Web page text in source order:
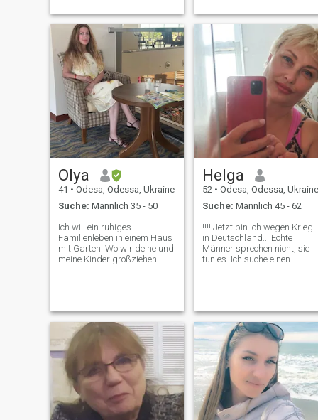
Leben mit ihm zu genießen.
Und das Hauptsache - Ich
bin liebevoll, sanft, sinnlich
und nachdenklich, bereit,
meinem Mann Glück zu
geben, weil es das einzige
ist, was sich verdoppelt,
wenn wir es teilen.wie man
sagt: Man lebt nur einmal,
aber wenn man es richtig
macht, reicht es einmal.)) alle
meine Fotos sind wirklich
und natürlich, gemacht in
2022-2024 :))))))
dream of true love, mutual
support
Olya
41 • Odesa, Odessa, Ukraine
Suche: Männlich 35 - 50
Ich will ein ruhiges
Familienleben in einem Haus
mit Garten. Wo wir deine und
meine Kinder großziehen
Haare, Augenlider, Nägel,
Brust, Hintern. Es gibt kein
Botox, kein Silikon, etc. 😄 Ich
mag Sauberkeit im Haus, ich
koche gut. Ich mag Musik!
Michael jackson, queen,
scorpions, riccardo fogli,
roxette, joe dassin, c. C.
Catch, Barry White, Sting,
Modern Talking. Was ist das
Helga
52 • Odesa, Odessa, Ukraine
Suche: Männlich 45 - 62
!!!! Jetzt bin ich wegen Krieg
in Deutschland... Echte
Männer sprechen nicht, sie
tun es. Ich suche einen
Frau, glücklich mit ihrem
Aussehen und ihrer Form,
einer fröhlichen Haltung und
mit "Pfeffer", während ich
eine zärtliche und zärtliche
Freundin bin, die weiß,
zwischen gut und schlecht
zu unterscheiden; aktives,
leckeres Essen, ich liebe
Sport und aktive Freizeit, ich